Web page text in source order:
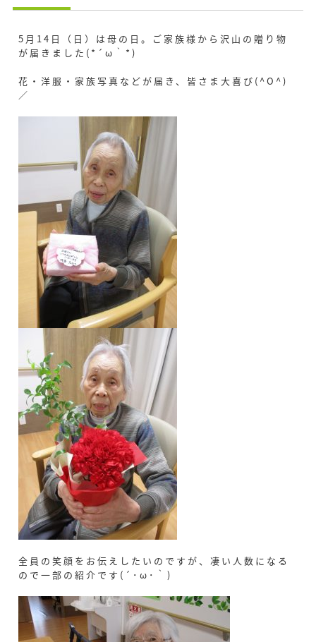
5月14日（日）は母の日。ご家族様から沢山の贈り物
が届きました(*´ω｀*)
花・洋服・家族写真などが届き、皆さま大喜び(^O^)
／
全員の笑顔をお伝えしたいのですが、凄い人数になる
ので一部の紹介です(´･ω･｀)